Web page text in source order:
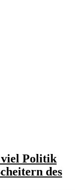
Politik
des